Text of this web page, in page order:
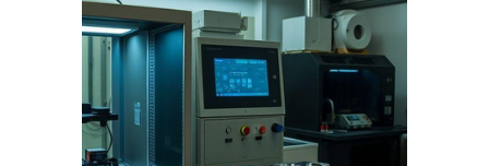
Qualificação de soldadores
Serviço de qualificação de soldador
analise de quebra de parafusos